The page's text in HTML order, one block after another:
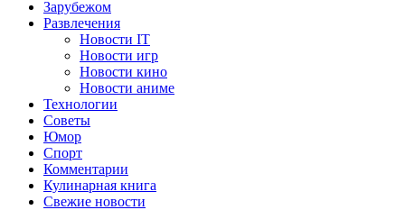
Зарубежом
Развлечения
Новости IT
Новости игр
Новости кино
Новости аниме
Технологии
Советы
Юмор
Спорт
Комментарии
Кулинарная книга
Свежие новости